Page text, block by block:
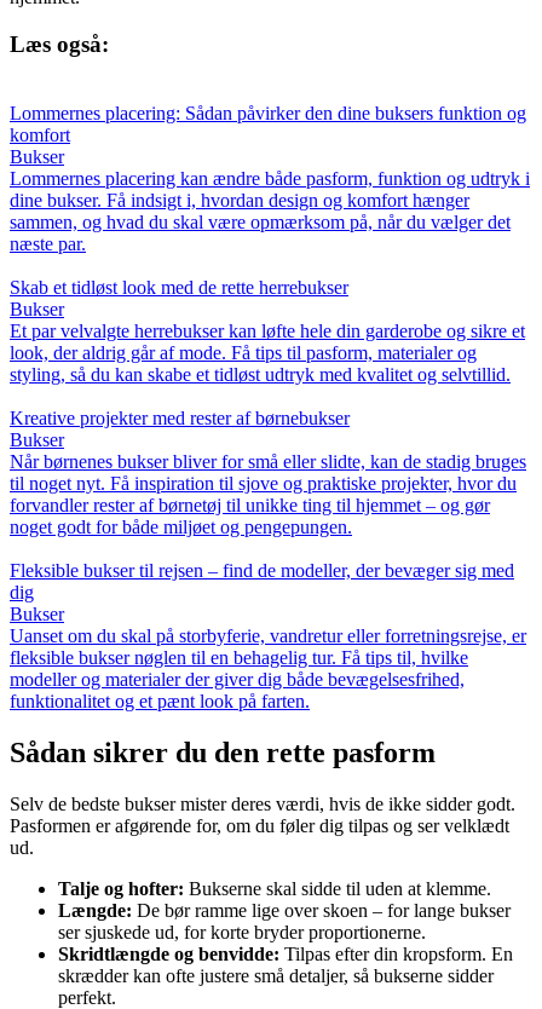
Læs også:
Lommernes placering: Sådan påvirker den dine buksers funktion og
komfort
Bukser
Lommernes placering kan ændre både pasform, funktion og udtryk i
dine bukser. Få indsigt i, hvordan design og komfort hænger
sammen, og hvad du skal være opmærksom på, når du vælger det
næste par.
Skab et tidløst look med de rette herrebukser
Bukser
Et par velvalgte herrebukser kan løfte hele din garderobe og sikre et
look, der aldrig går af mode. Få tips til pasform, materialer og
styling, så du kan skabe et tidløst udtryk med kvalitet og selvtillid.
Kreative projekter med rester af børnebukser
Bukser
Når børnenes bukser bliver for små eller slidte, kan de stadig bruges
til noget nyt. Få inspiration til sjove og praktiske projekter, hvor du
forvandler rester af børnetøj til unikke ting til hjemmet – og gør
noget godt for både miljøet og pengepungen.
Fleksible bukser til rejsen – find de modeller, der bevæger sig med
dig
Bukser
Uanset om du skal på storbyferie, vandretur eller forretningsrejse, er
fleksible bukser nøglen til en behagelig tur. Få tips til, hvilke
modeller og materialer der giver dig både bevægelsesfrihed,
funktionalitet og et pænt look på farten.
Sådan sikrer du den rette pasform
Selv de bedste bukser mister deres værdi, hvis de ikke sidder godt.
Pasformen er afgørende for, om du føler dig tilpas og ser velklædt
ud.
Talje og hofter: Bukserne skal sidde til uden at klemme.
Længde: De bør ramme lige over skoen – for lange bukser
ser sjuskede ud, for korte bryder proportionerne.
Skridtlængde og benvidde: Tilpas efter din kropsform. En
skrædder kan ofte justere små detaljer, så bukserne sidder
perfekt.